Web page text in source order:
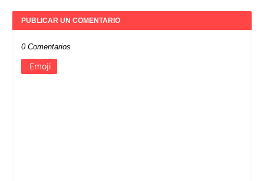
PUBLICAR UN COMENTARIO
0 Comentarios
Emoji